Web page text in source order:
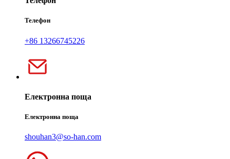
Телефон
+86 13266745226
Електронна поща
Електронна поща
shouhan3@so-han.com